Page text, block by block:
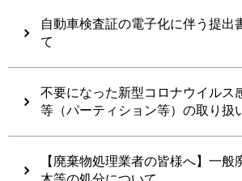
自動車検査証の電子化に伴う提出
て
不要になった新型コロナウイルス
等（パーティション等）の取り扱
【廃棄物処理業者の皆様へ】一般